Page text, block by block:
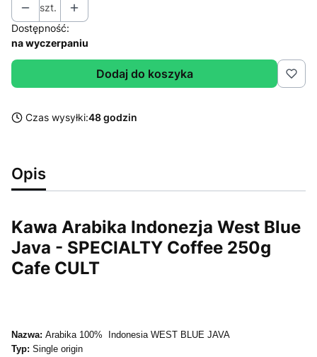
szt.
Dostępność:
na wyczerpaniu
Dodaj do koszyka
Czas wysyłki:48 godzin
Opis
Kawa Arabika Indonezja West Blue
Java - SPECIALTY Coffee 250g
Cafe CULT
Nazwa: Arabika 100% Indonesia WEST BLUE JAVA
Typ: Single origin